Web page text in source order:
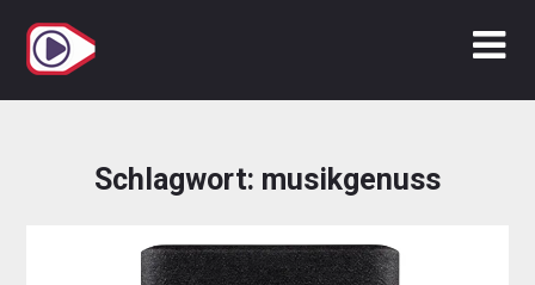
Inhalt
springen
Schlagwort: musikgenuss